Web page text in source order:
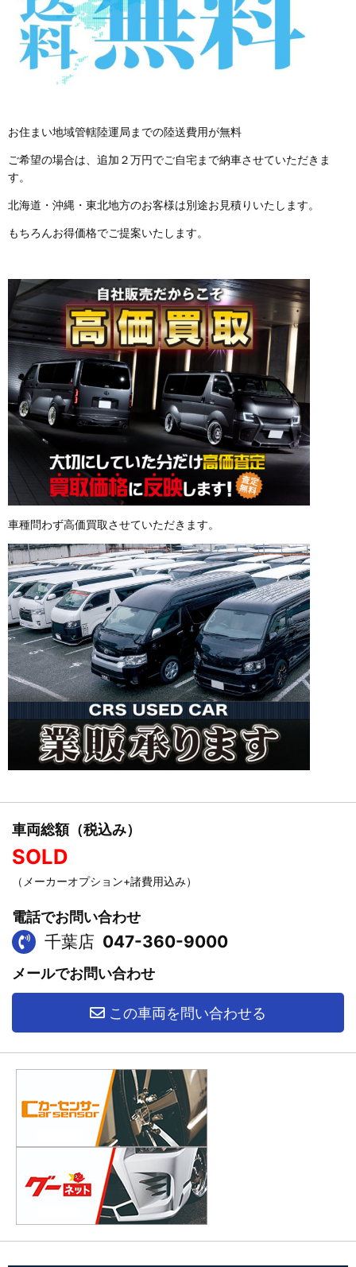
お住まい地域管轄陸運局までの陸送費用が無料
ご希望の場合は、追加２万円でご自宅まで納車させていただきま
す。
北海道・沖縄・東北地方のお客様は別途お見積りいたします。
もちろんお得価格でご提案いたします。
車種問わず高価買取させていただきます。
車両総額（税込み）
SOLD
（メーカーオプション+諸費用込み）
電話でお問い合わせ
千葉店 047-360-9000
メールでお問い合わせ
この車両を問い合わせる